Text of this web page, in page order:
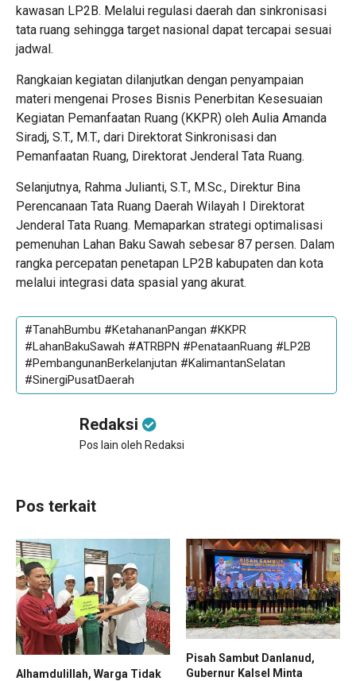
kawasan LP2B. Melalui regulasi daerah dan sinkronisasi
tata ruang sehingga target nasional dapat tercapai sesuai
jadwal.
Rangkaian kegiatan dilanjutkan dengan penyampaian
materi mengenai Proses Bisnis Penerbitan Kesesuaian
Kegiatan Pemanfaatan Ruang (KKPR) oleh Aulia Amanda
Siradj, S.T., M.T., dari Direktorat Sinkronisasi dan
Pemanfaatan Ruang, Direktorat Jenderal Tata Ruang.
Selanjutnya, Rahma Julianti, S.T., M.Sc., Direktur Bina
Perencanaan Tata Ruang Daerah Wilayah I Direktorat
Jenderal Tata Ruang. Memaparkan strategi optimalisasi
pemenuhan Lahan Baku Sawah sebesar 87 persen. Dalam
rangka percepatan penetapan LP2B kabupaten dan kota
melalui integrasi data spasial yang akurat.
#TanahBumbu #KetahananPangan #KKPR
#LahanBakuSawah #ATRBPN #PenataanRuang #LP2B
#PembangunanBerkelanjutan #KalimantanSelatan
#SinergiPusatDaerah
Redaksi
Pos lain oleh Redaksi
Pos terkait
Alhamdulillah, Warga Tidak
Pisah Sambut Danlanud,
Gubernur Kalsel Minta